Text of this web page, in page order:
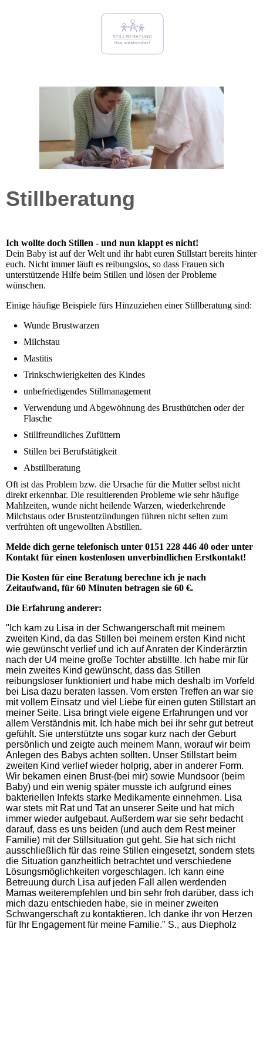
Stillberatung
Ich wollte doch Stillen - und nun klappt es nicht!
Dein Baby ist auf der Welt und ihr habt euren Stillstart bereits hinter
euch. Nicht immer läuft es reibungslos, so dass Frauen sich
unterstützende Hilfe beim Stillen und lösen der Probleme
wünschen.
Einige häufige Beispiele fürs Hinzuziehen einer Stillberatung sind:
Wunde Brustwarzen
Milchstau
Mastitis
Trinkschwierigkeiten des Kindes
unbefriedigendes Stillmanagement
Verwendung und Abgewöhnung des Brusthütchen oder der
Flasche
Stillfreundliches Zufüttern
Stillen bei Berufstätigkeit
Abstillberatung
Oft ist das Problem bzw. die Ursache für die Mutter selbst nicht
direkt erkennbar. Die resultierenden Probleme wie sehr häufige
Mahlzeiten, wunde nicht heilende Warzen, wiederkehrende
Milchstaus oder Brustentzündungen führen nicht selten zum
verfrühten oft ungewollten Abstillen.
Melde dich gerne telefonisch unter 0151 228 446 40 oder unter
Kontakt für einen kostenlosen unverbindlichen Erstkontakt!
Die Kosten für eine Beratung berechne ich je nach
Zeitaufwand, für 60 Minuten betragen sie 60 €.
Die Erfahrung anderer:
"Ich kam zu Lisa in der Schwangerschaft mit meinem
zweiten Kind, da das Stillen bei meinem ersten Kind nicht
wie gewünscht verlief und ich auf Anraten der Kinderärztin
nach der U4 meine große Tochter abstillte. Ich habe mir für
mein zweites Kind gewünscht, dass das Stillen
reibungsloser funktioniert und habe mich deshalb im Vorfeld
bei Lisa dazu beraten lassen. Vom ersten Treffen an war sie
mit vollem Einsatz und viel Liebe für einen guten Stillstart an
meiner Seite. Lisa bringt viele eigene Erfahrungen und vor
allem Verständnis mit. Ich habe mich bei ihr sehr gut betreut
gefühlt. Sie unterstützte uns sogar kurz nach der Geburt
persönlich und zeigte auch meinem Mann, worauf wir beim
Anlegen des Babys achten sollten. Unser Stillstart beim
zweiten Kind verlief wieder holprig, aber in anderer Form.
Wir bekamen einen Brust-(bei mir) sowie Mundsoor (beim
Baby) und ein wenig später musste ich aufgrund eines
bakteriellen Infekts starke Medikamente einnehmen. Lisa
war stets mit Rat und Tat an unserer Seite und hat mich
immer wieder aufgebaut. Außerdem war sie sehr bedacht
darauf, dass es uns beiden (und auch dem Rest meiner
Familie) mit der Stillsituation gut geht. Sie hat sich nicht
ausschließlich für das reine Stillen eingesetzt, sondern stets
die Situation ganzheitlich betrachtet und verschiedene
Lösungsmöglichkeiten vorgeschlagen. Ich kann eine
Betreuung durch Lisa auf jeden Fall allen werdenden
Mamas weiterempfehlen und bin sehr froh darüber, dass ich
mich dazu entschieden habe, sie in meiner zweiten
Schwangerschaft zu kontaktieren. Ich danke ihr von Herzen
für Ihr Engagement für meine Familie." S., aus Diepholz